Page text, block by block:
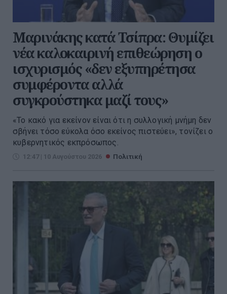
Μαρινάκης κατά Τσίπρα: Θυμίζει
νέα καλοκαιρινή επιθεώρηση ο
ισχυρισμός «δεν εξυπηρέτησα
συμφέροντα αλλά
συγκρούστηκα μαζί τους»
«Το κακό για εκείνον είναι ότι η συλλογική μνήμη δεν
σβήνει τόσο εύκολα όσο εκείνος πιστεύει», τονίζει ο
κυβερνητικός εκπρόσωπος.
12:47 | 10 Αυγούστου 2026 Πολιτική